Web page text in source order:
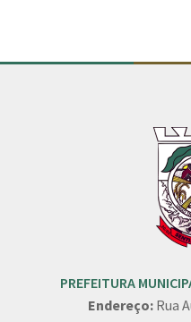
PREFEITURA
Endereço: Rua